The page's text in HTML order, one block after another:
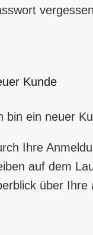
Kunde
bin ein neuer
Ihre
auf dem
über Ihre